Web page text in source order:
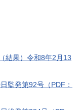
結果）令和8年2月13
監発第92号（PDF：